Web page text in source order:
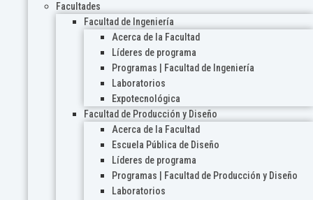
Facultades
Facultad de Ingeniería
Acerca de la Facultad
Líderes de programa
Programas | Facultad de Ingeniería
Laboratorios
Expotecnológica
Facultad de Producción y Diseño
Acerca de la Facultad
Escuela Pública de Diseño
Líderes de programa
Programas | Facultad de Producción y Diseño
Laboratorios